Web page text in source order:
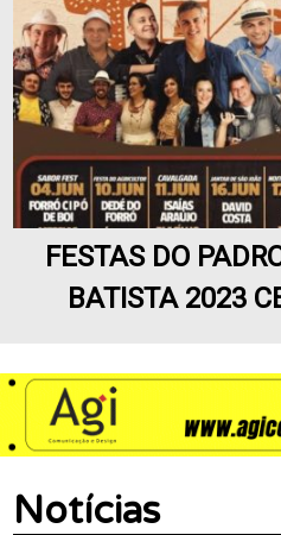
FESTAS DO
BATISTA 2023
Notícias